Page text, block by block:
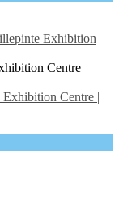
Exhibition
Centre